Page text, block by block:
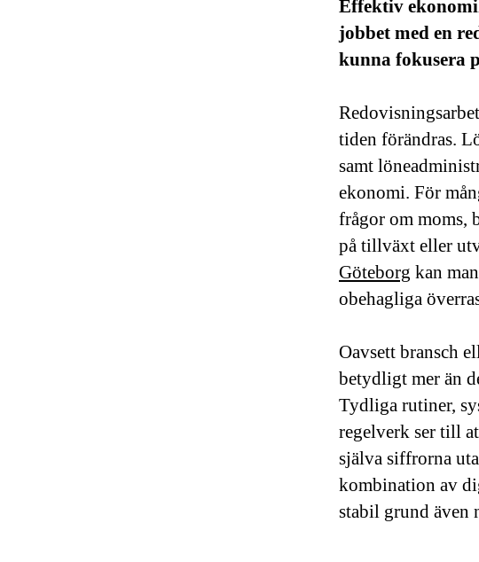
Effektiv
jobbet med en
kunna fokusera
tiden förändras.
samt
ekonomi. För
frågor om moms,
på tillväxt eller
Göteborg kan
obehagliga
Oavsett bransch
betydligt mer än
Tydliga rutiner,
regelverk ser till
själva siffrorna
kombination av
stabil grund även